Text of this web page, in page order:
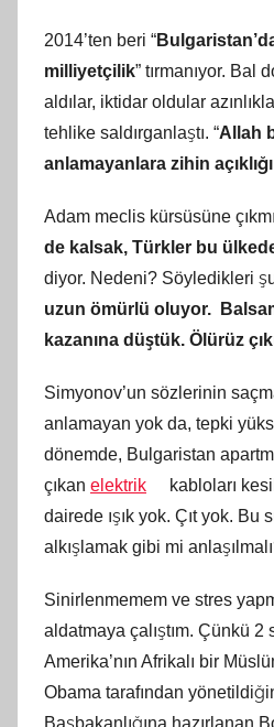
2014’ten beri “
milliyetçilik” tırmanıyor. Bal
aldılar, iktidar oldular
tehlike saldırganlaştı. “Allah
anlamayanlara zihin
Adam meclis kürsüsüne
de kalsak, Türkler bu
diyor. Nedeni? Söyledikleri
uzun ömürlü oluyor.
kazanına düştük. Ölürüz
Simyonov’un sözlerinin
anlamayan yok da, tepki
dönemde, Bulgaristan
çıkan elektrik
kabloları
dairede ışık yok. Çıt yok. Bu
alkışlamak gibi mi
Sinirlenmemem ve stres
aldatmaya çalıştım. Çünkü
Amerika’nın Afrikalı bir
Obama tarafından